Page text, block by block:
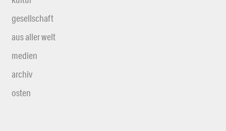
gesellschaft
aus aller welt
medien
archiv
osten